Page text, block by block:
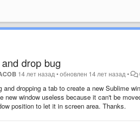
drop bug
14 лет назад •обновлен 14 лет назад •
and dropping a tab to create a new Sublime
new window useless because it can't be
position to let it in screen area. Thanks.